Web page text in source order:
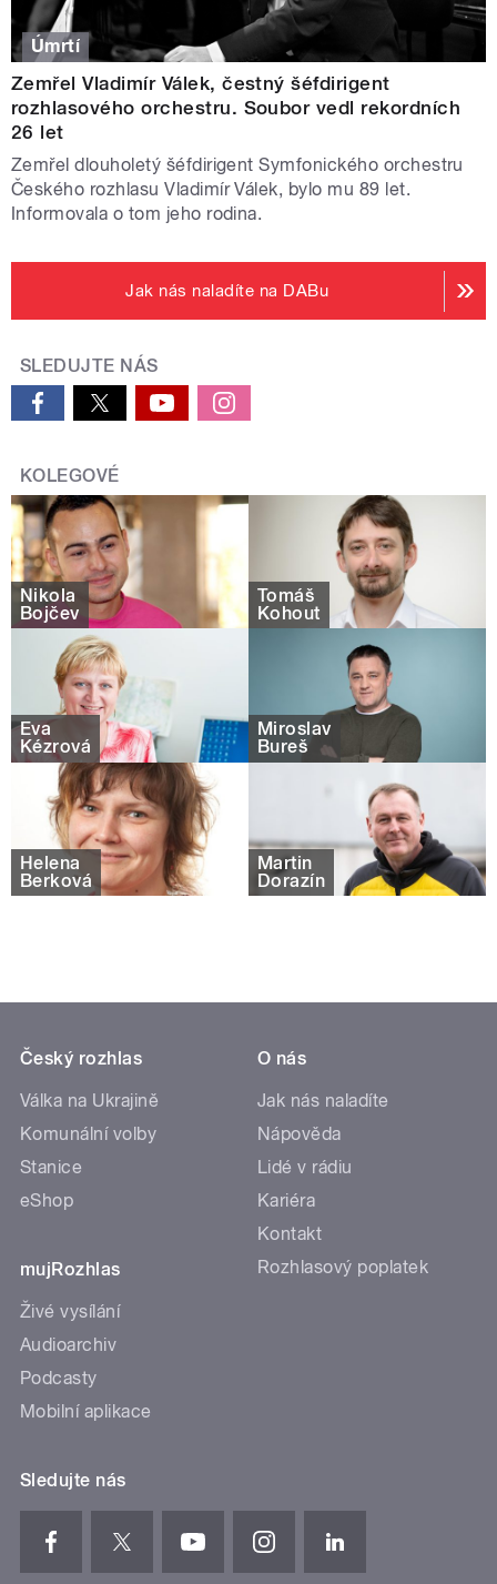
Úmrtí
Zemřel Vladimír Válek, čestný šéfdirigent
rozhlasového orchestru. Soubor vedl rekordních
26 let
Zemřel dlouholetý šéfdirigent Symfonického orchestru
Českého rozhlasu Vladimír Válek, bylo mu 89 let.
Informovala o tom jeho rodina.
Jak nás naladíte na DABu
SLEDUJTE NÁS
KOLEGOVÉ
Nikola
Bojčev
Tomáš
Kohout
Eva
Kézrová
Miroslav
Bureš
Helena
Berková
Martin
Dorazín
Český rozhlas
Válka na Ukrajině
Komunální volby
Stanice
eShop
mujRozhlas
Živé vysílání
Audioarchiv
Podcasty
Mobilní aplikace
O nás
Jak nás naladíte
Nápověda
Lidé v rádiu
Kariéra
Kontakt
Rozhlasový poplatek
Sledujte nás